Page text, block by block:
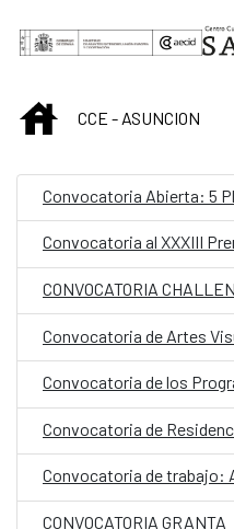
INICIOCCE - ASUNCION
Convocatoria al XXXIII
Convocatoria de Artes
CONVOCATORIA GRANTA